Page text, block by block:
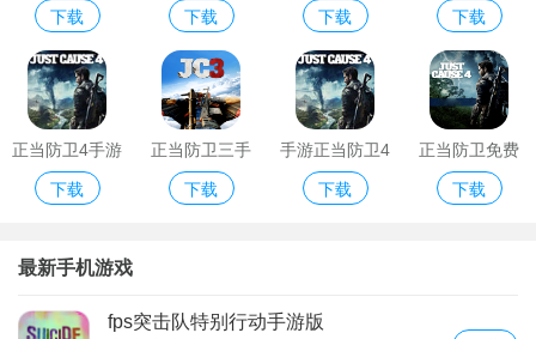
安卓版
下载 机版正版
下载 安卓版
下载 版免费版
下载
正当防卫4手游
版
下载
正当防卫三手
游手游版
下载
手游正当防卫4
破解版
下载
正当防卫免费
手游版
下载
最新手机游戏
fps突击队特别行动手游版